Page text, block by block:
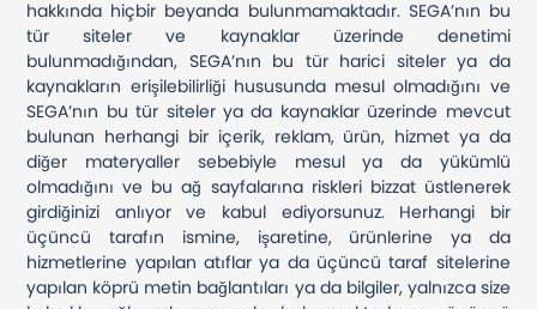
hakkında hiçbir beyanda bulunmamaktadır. SEGA’nın bu
tür siteler ve kaynaklar üzerinde denetimi
bulunmadığından, SEGA’nın bu tür harici siteler ya da
kaynakların erişilebilirliği hususunda mesul olmadığını ve
SEGA’nın bu tür siteler ya da kaynaklar üzerinde mevcut
bulunan herhangi bir içerik, reklam, ürün, hizmet ya da
diğer materyaller sebebiyle mesul ya da yükümlü
olmadığını ve bu ağ sayfalarına riskleri bizzat üstlenerek
girdiğinizi anlıyor ve kabul ediyorsunuz. Herhangi bir
üçüncü tarafın ismine, işaretine, ürünlerine ya da
hizmetlerine yapılan atıflar ya da üçüncü taraf sitelerine
yapılan köprü metin bağlantıları ya da bilgiler, yalnızca size